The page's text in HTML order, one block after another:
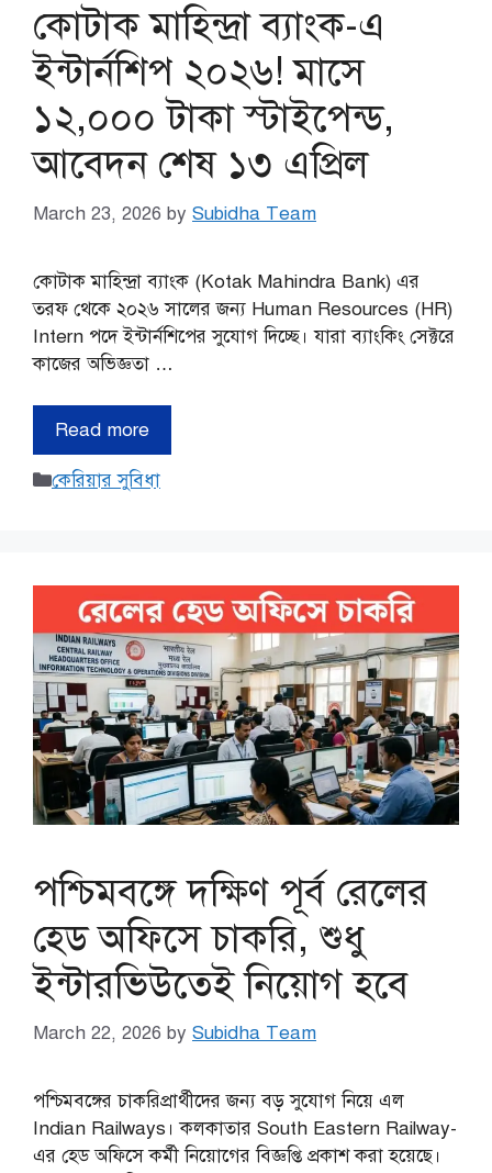
কোটাক মাহিন্দ্রা ব্যাংক-এ
ইন্টার্নশিপ ২০২৬! মাসে
১২,০০০ টাকা স্টাইপেন্ড,
আবেদন শেষ ১৩ এপ্রিল
March 23, 2026 by Subidha Team
কোটাক মাহিন্দ্রা ব্যাংক (Kotak Mahindra Bank) এর
তরফ থেকে ২০২৬ সালের জন্য Human Resources (HR)
Intern পদে ইন্টার্নশিপের সুযোগ দিচ্ছে। যারা ব্যাংকিং সেক্টরে
কাজের অভিজ্ঞতা …
Read more
Categories
কেরিয়ার সুবিধা
পশ্চিমবঙ্গে দক্ষিণ পূর্ব রেলের
হেড অফিসে চাকরি, শুধু
ইন্টারভিউতেই নিয়োগ হবে
March 22, 2026 by Subidha Team
পশ্চিমবঙ্গের চাকরিপ্রার্থীদের জন্য বড় সুযোগ নিয়ে এল
Indian Railways। কলকাতার South Eastern Railway-
এর হেড অফিসে কর্মী নিয়োগের বিজ্ঞপ্তি প্রকাশ করা হয়েছে।